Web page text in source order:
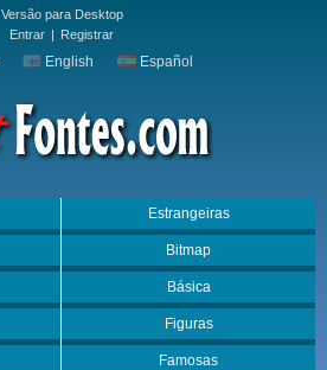
Versão para Desktop
Entrar | Registrar
English Español
Estrangeiras
Bitmap
Básica
Figuras
Famosas